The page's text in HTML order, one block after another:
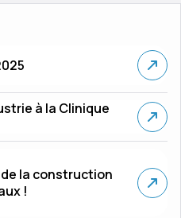
à la Clinique
de la construction
!